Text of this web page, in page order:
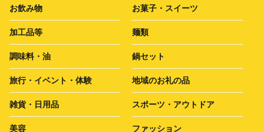
お飲み物 お菓子・スイーツ
加工品等 麺類
調味料・油 鍋セット
旅行・イベント・体験 地域のお礼の品
雑貨・日用品 スポーツ・アウトドア
美容 ファッション